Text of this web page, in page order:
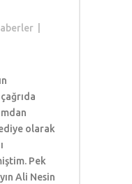
olarak
Pek
Ali Nesin